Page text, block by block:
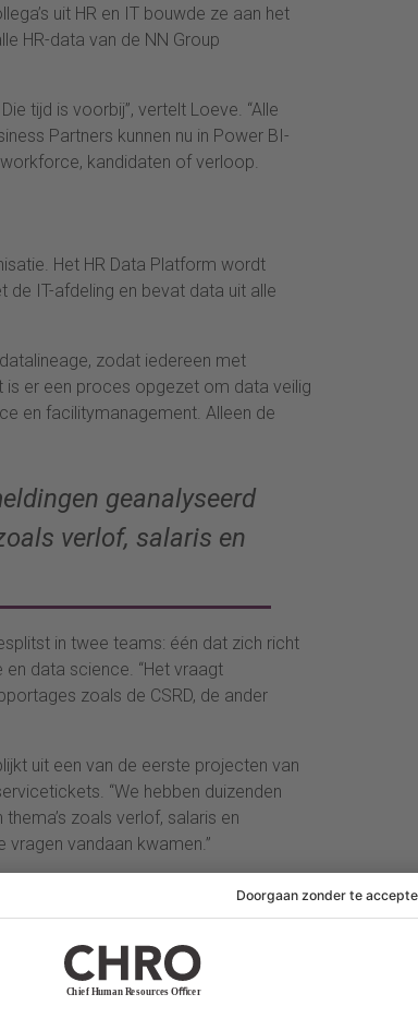
uit HR en IT bouwde ze aan het
HR-data van de NN Group
tijd is voorbij”, vertelt Loeve. “Alle
Partners kunnen nu in Power BI-
kandidaten of verloop.
Het HR Data Platform wordt
de IT-afdeling en bevat data uit alle
zodat iedereen met
is er een proces opgezet om data veilig
en facilitymanagement. Alleen de
geanalyseerd
verlof, salaris en
in twee teams: één dat zich richt
data science. “Het vraagt
zoals de CSRD, de ander
uit een van de eerste projecten van
“We hebben duizenden
zoals verlof, salaris en
vandaan kwamen.”
direct bruikbaar. “De collega’s die
de patronen en gebruikten de inzichten
zelf of we het opnieuw wilden doen.”
deze methode. “Dat is precies wat